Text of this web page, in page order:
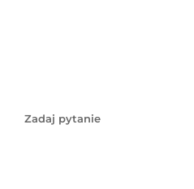
Zadaj pytanie